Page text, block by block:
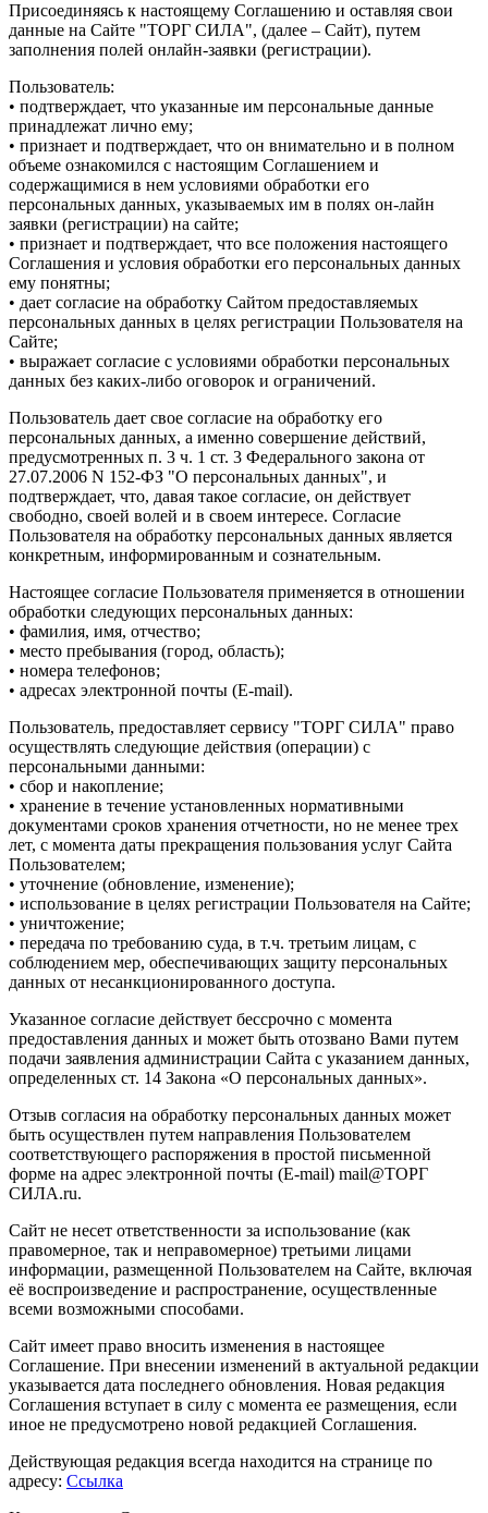
Присоединяясь к настоящему Соглашению и оставляя свои
данные на Сайте "ТОРГ СИЛА", (далее – Сайт), путем
заполнения полей онлайн-заявки (регистрации).
Пользователь:
• подтверждает, что указанные им персональные данные
принадлежат лично ему;
• признает и подтверждает, что он внимательно и в полном
объеме ознакомился с настоящим Соглашением и
содержащимися в нем условиями обработки его
персональных данных, указываемых им в полях он-лайн
заявки (регистрации) на сайте;
• признает и подтверждает, что все положения настоящего
Соглашения и условия обработки его персональных данных
ему понятны;
• дает согласие на обработку Сайтом предоставляемых
персональных данных в целях регистрации Пользователя на
Сайте;
• выражает согласие с условиями обработки персональных
данных без каких-либо оговорок и ограничений.
Пользователь дает свое согласие на обработку его
персональных данных, а именно совершение действий,
предусмотренных п. 3 ч. 1 ст. 3 Федерального закона от
27.07.2006 N 152-ФЗ "О персональных данных", и
подтверждает, что, давая такое согласие, он действует
свободно, своей волей и в своем интересе. Согласие
Пользователя на обработку персональных данных является
конкретным, информированным и сознательным.
Настоящее согласие Пользователя применяется в отношении
обработки следующих персональных данных:
• фамилия, имя, отчество;
• место пребывания (город, область);
• номера телефонов;
• адресах электронной почты (E-mail).
Пользователь, предоставляет сервису "ТОРГ СИЛА" право
осуществлять следующие действия (операции) с
персональными данными:
• сбор и накопление;
• хранение в течение установленных нормативными
документами сроков хранения отчетности, но не менее трех
лет, с момента даты прекращения пользования услуг Сайта
Пользователем;
• уточнение (обновление, изменение);
• использование в целях регистрации Пользователя на Сайте;
• уничтожение;
• передача по требованию суда, в т.ч. третьим лицам, с
соблюдением мер, обеспечивающих защиту персональных
данных от несанкционированного доступа.
Указанное согласие действует бессрочно с момента
предоставления данных и может быть отозвано Вами путем
подачи заявления администрации Сайта с указанием данных,
определенных ст. 14 Закона «О персональных данных».
Отзыв согласия на обработку персональных данных может
быть осуществлен путем направления Пользователем
соответствующего распоряжения в простой письменной
форме на адрес электронной почты (E-mail) mail@ТОРГ
СИЛА.ru.
Сайт не несет ответственности за использование (как
правомерное, так и неправомерное) третьими лицами
информации, размещенной Пользователем на Сайте, включая
её воспроизведение и распространение, осуществленные
всеми возможными способами.
Сайт имеет право вносить изменения в настоящее
Соглашение. При внесении изменений в актуальной редакции
указывается дата последнего обновления. Новая редакция
Соглашения вступает в силу с момента ее размещения, если
иное не предусмотрено новой редакцией Соглашения.
Действующая редакция всегда находится на странице по
адресу: Ссылка